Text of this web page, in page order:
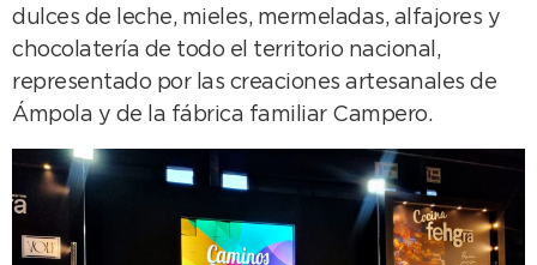
dulces de leche, mieles, mermeladas, alfajores y
chocolatería de todo el territorio nacional,
representado por las creaciones artesanales de
Ámpola y de la fábrica familiar Campero.